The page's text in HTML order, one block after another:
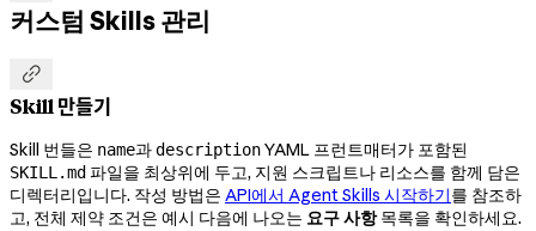
커스텀 Skills 관리

Skill 만들기
Skill 번들은 name과descriptionYAML 프런트매터가 포함된
SKILL.md 파일을 최상위에 두고, 지원 스크립트나 리소스를 함께 담은
디렉터리입니다. 작성 방법은 API에서 Agent Skills 시작하기를 참조하
고, 전체 제약 조건은 예시 다음에 나오는 요구 사항목록을 확인하세요.